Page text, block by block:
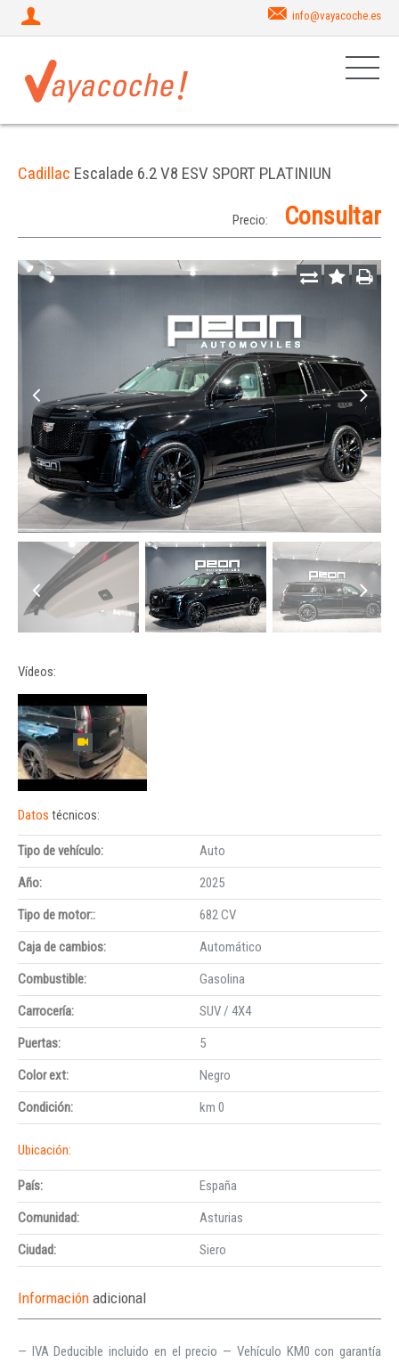
info@vayacoche.es
Cadillac Escalade 6.2 V8 ESV SPORT PLATINIUN
Precio: Consultar
Vídeos:
Datos técnicos:
Tipo de vehículo:
Auto
Año:
2025
Tipo de motor::
682 CV
Caja de cambios:
Automático
Combustible:
Gasolina
Carrocería:
SUV / 4X4
Puertas:
5
Color ext:
Negro
Condición:
km 0
Ubicación:
País:
España
Comunidad:
Asturias
Ciudad:
Siero
Información adicional
— IVA Deducible incluido en el precio — Vehículo KM0 con garantía